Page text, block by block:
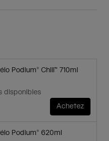
Podium® Chill™ 710ml
disponibles
Achetez
Podium® 620ml